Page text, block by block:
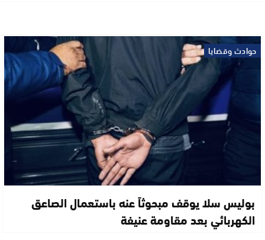
حوادث وقضايا
بوليس سلا يوقف مبحوثاً عنه باستعمال الصاعق
الكهربائي بعد مقاومة عنيفة